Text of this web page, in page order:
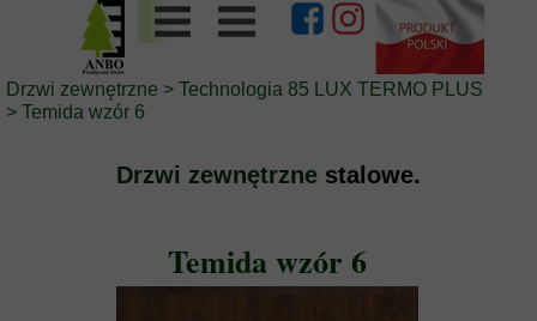
Drzwi zewnętrzne > Technologia 85 LUX TERMO PLUS
> Temida wzór 6
Drzwi zewnętrzne stalowe.
Temida wzór 6